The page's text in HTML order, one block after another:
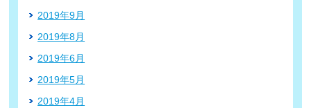
2019年9月
2019年8月
2019年6月
2019年5月
2019年4月